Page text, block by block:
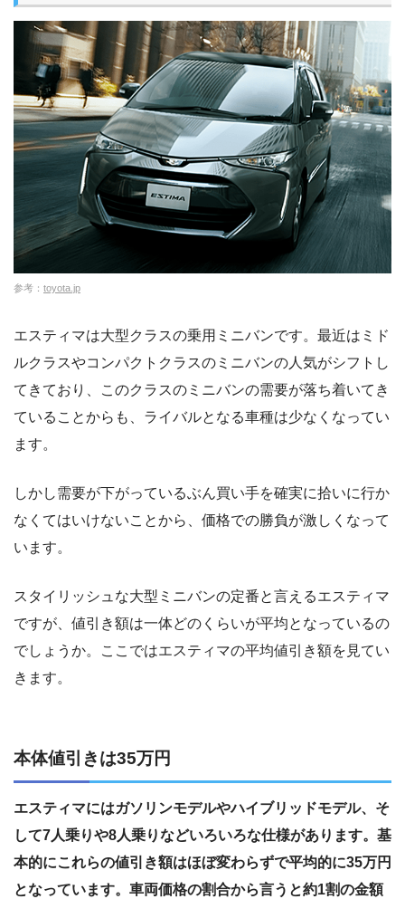
参考： toyota.jp
エスティマは大型クラスの乗用ミニバンです。最近はミド
ルクラスやコンパクトクラスのミニバンの人気がシフトし
てきており、このクラスのミニバンの需要が落ち着いてき
ていることからも、ライバルとなる車種は少なくなってい
ます。
しかし需要が下がっているぶん買い手を確実に拾いに行か
なくてはいけないことから、価格での勝負が激しくなって
います。
スタイリッシュな大型ミニバンの定番と言えるエスティマ
ですが、値引き額は一体どのくらいが平均となっているの
でしょうか。ここではエスティマの平均値引き額を見てい
きます。
本体値引きは35万円
エスティマにはガソリンモデルやハイブリッドモデル、そ
して7人乗りや8人乗りなどいろいろな仕様があります。基
本的にこれらの値引き額はほぼ変わらずで平均的に35万円
となっています。車両価格の割合から言うと約1割の金額